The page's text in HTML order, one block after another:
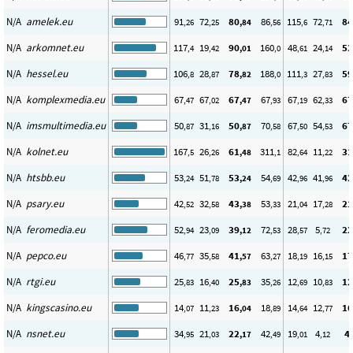
N/A amelek.eu 91,26 72,25 80,84 86,56 115,6 72,71 84
N/A arkomnet.eu 117,4 19,42 90,01 160,0 48,61 24,14 53
N/A hessel.eu 106,8 28,87 78,82 188,0 111,3 27,83 59
N/A komplexmedia.eu 67,47 67,02 67,47 67,93 67,19 62,33 67
N/A imsmultimedia.eu 50,87 31,16 50,87 70,58 67,50 54,53 67
N/A kolnet.eu 167,5 26,26 61,48 311,1 82,64 11,22 31
N/A htsbb.eu 53,24 51,78 53,24 54,69 42,96 41,96 42
N/A psary.eu 42,52 32,58 43,38 53,33 21,04 17,28 21
N/A feromedia.eu 52,94 23,09 39,12 72,53 28,57 5,72 22
N/A pepco.eu 46,77 35,58 41,57 63,27 18,19 16,15 17
N/A rtgi.eu 25,83 16,40 25,83 35,26 12,69 10,83 12
N/A kingscasino.eu 14,07 11,23 16,04 18,89 14,64 12,77 16
N/A nsnet.eu 34,95 21,03 22,17 42,49 19,01 4,12 4